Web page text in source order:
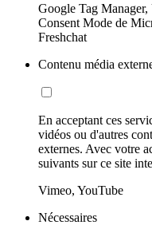
Google Tag
Consent Mode de
Freshchat
Contenu média
En acceptant ces
vidéos ou d'autres
externes. Avec votre
suivants sur ce site
Vimeo, YouTube
Nécessaires